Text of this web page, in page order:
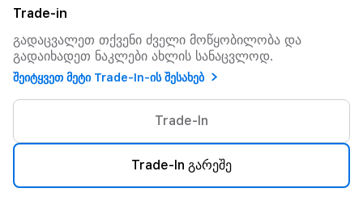
Trade-in
გადაცვალეთ თქვენი ძველი მოწყობილობა და
გადაიხადეთ ნაკლები ახლის სანაცვლოდ.
შეიტყვეთ მეტი Trade-In-ის შესახებ
Trade-In
Trade-In გარეშე